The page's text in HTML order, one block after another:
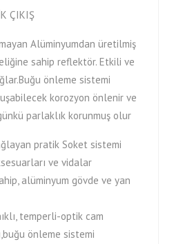
ÇIKIŞ
Alüminyumdan üretilmiş
sahip reflektör. Etkili ve
önleme sistemi
korozyon önlenir ve
parlaklık korunmuş olur
pratik Soket sistemi
ve vidalar
alüminyum gövde ve yan
temperli-optik cam
önleme sistemi